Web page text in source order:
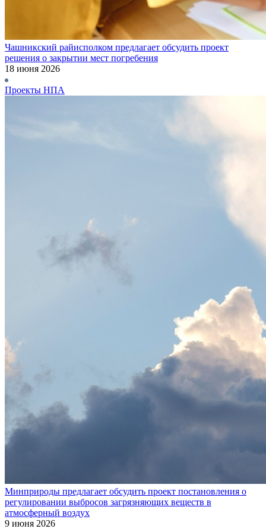
Чашникский райисполком предлагает обсудить проект
решения о закрытии мест погребения
18 июня 2026
Проекты НПА
Минприроды предлагает обсудить проект постановления о
регулировании выбросов загрязняющих веществ в
атмосферный воздух
9 июня 2026